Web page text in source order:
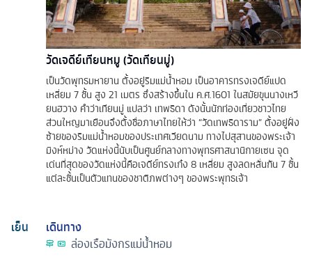
วัดเจดีย์เทียนหมู (วัดเทียนมู่)
เป็นวัดพุทธมหายาน ตั้งอยู่ริมแม่น้ำหอม เป็นอาคารทรงเจดีย์แปด
เหลี่ยม 7 ชั้น สูง 21 เมตร ซึ่งสร้างขึ้นใน ค.ศ.1601 ในสมัยขุนนางเหวี
ยนฮวาง คำว่าเทียนมู่ แปลว่า เทพธิดา ดังนั้นนักท่องเที่ยวชาวไทย
ส่วนใหญมาเยือนจึงตั้งชื่อภาษาไทยให้ว่า “วัดเทพธิดาราม” ตั้งอยู่ฝั่ง
ซ้ายของริมแม่น้ำหอมของประเทศเวียดนาม ทางไปสุสานของพระเจ้า
มิงห์หม่าง วัดแห่งนี้นับเป็นศูนย์กลางทางพุทธศาสนานิกายเซน จุด
เด่นที่สุดของวัดแห่งนี้คือเจดีย์ทรงเก๋ง 8 เหลี่ยม สูงลดหลั่นกัน 7 ชั้น
แต่ละชั้นเป็นตัวแทนของชาติภพต่างๆ ของพระพุทธเจ้า
เย็น
เดินทาง
ล่องเรือมังกรแม่น้ำหอม